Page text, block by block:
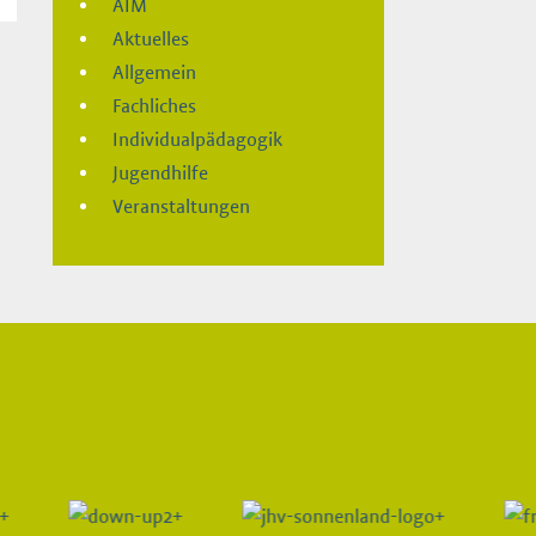
AIM
Aktuelles
Allgemein
Fachliches
Individualpädagogik
Jugendhilfe
Veranstaltungen